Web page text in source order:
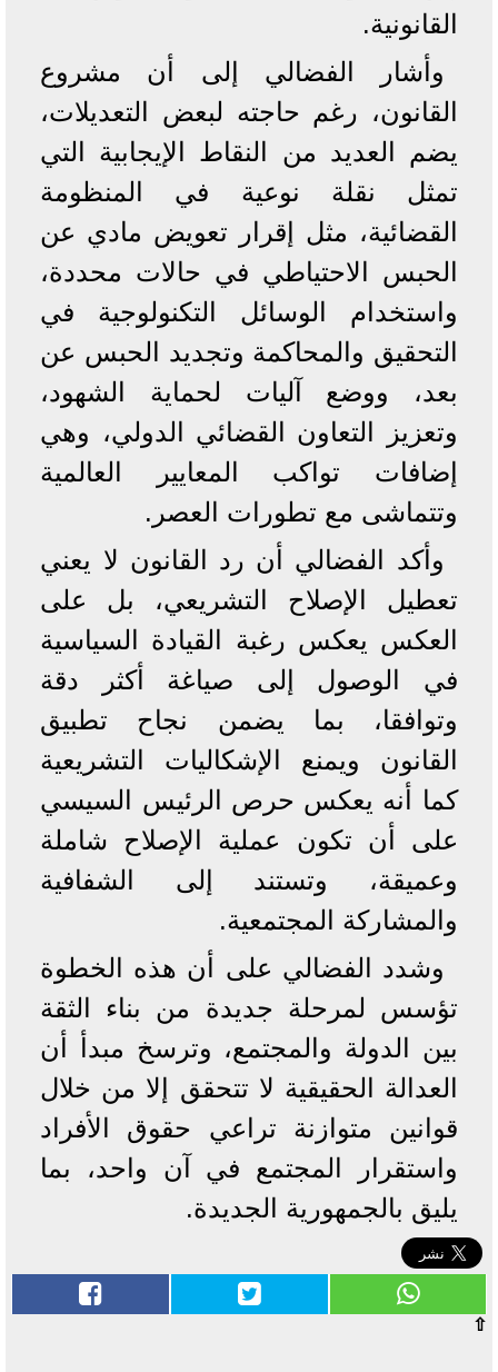
القانونية.
وأشار الفضالي إلى أن مشروع
القانون، رغم حاجته لبعض التعديلات،
يضم العديد من النقاط الإيجابية التي
تمثل نقلة نوعية في المنظومة
القضائية، مثل إقرار تعويض مادي عن
الحبس الاحتياطي في حالات محددة،
واستخدام الوسائل التكنولوجية في
التحقيق والمحاكمة وتجديد الحبس عن
بعد، ووضع آليات لحماية الشهود،
وتعزيز التعاون القضائي الدولي، وهي
إضافات تواكب المعايير العالمية
وتتماشى مع تطورات العصر.
وأكد الفضالي أن رد القانون لا يعني
تعطيل الإصلاح التشريعي، بل على
العكس يعكس رغبة القيادة السياسية
في الوصول إلى صياغة أكثر دقة
وتوافقا، بما يضمن نجاح تطبيق
القانون ويمنع الإشكاليات التشريعية
كما أنه يعكس حرص الرئيس السيسي
على أن تكون عملية الإصلاح شاملة
وعميقة، وتستند إلى الشفافية
والمشاركة المجتمعية.
وشدد الفضالي على أن هذه الخطوة
تؤسس لمرحلة جديدة من بناء الثقة
بين الدولة والمجتمع، وترسخ مبدأ أن
العدالة الحقيقية لا تتحقق إلا من خلال
قوانين متوازنة تراعي حقوق الأفراد
واستقرار المجتمع في آن واحد، بما
يليق بالجمهورية الجديدة.
⇧